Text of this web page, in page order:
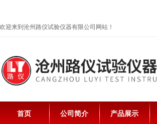
欢迎来到沧州路仪试验仪器有限公司网站！
首页 公司简介 产品展示